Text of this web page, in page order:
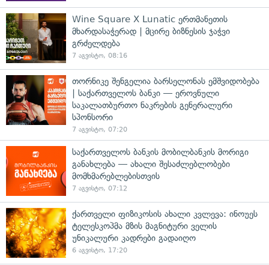
Wine Square X Lunatic ერთმანეთის
მხარდასაჭერად | მცირე ბიზნესის ჯაჭვი
გრძელდება
7 აგვისტო, 08:16
თორნიკე შენგელია ბარსელონას ემშვიდობება
| საქართველოს ბანკი — ეროვნული
საკალათბურთო ნაკრების გენერალური
სპონსორი
7 აგვისტო, 07:20
საქართველოს ბანკის მობილბანკის მორიგი
განახლება — ახალი შესაძლებლობები
მომხმარებლებისთვის
7 აგვისტო, 07:12
ქართველი ფიზიკოსის ახალი კვლევა: ინოუეს
ტელესკოპმა მზის მაგნიტური ველის
უნიკალური კადრები გადაიღო
6 აგვისტო, 17:20